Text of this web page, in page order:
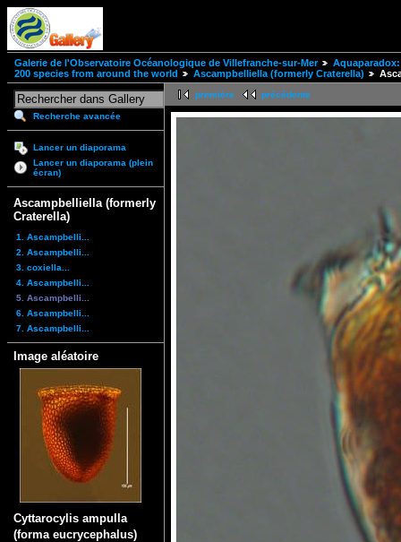
Galerie de l'Observatoire Océanologique de Villefranche-sur-Mer
200 species from around the world
Ascampbelliella (formerly Craterella)
Recherche avancée
Lancer un diaporama
Lancer un diaporama (plein
écran)
Ascampbelliella (formerly
Craterella)
1. Ascampbelli...
2. Ascampbelli...
3. coxiella...
4. Ascampbelli...
5. Ascampbelli...
6. Ascampbelli...
7. Ascampbelli...
Image aléatoire
Cyttarocylis ampulla
(forma eucrycephalus)
première précédente